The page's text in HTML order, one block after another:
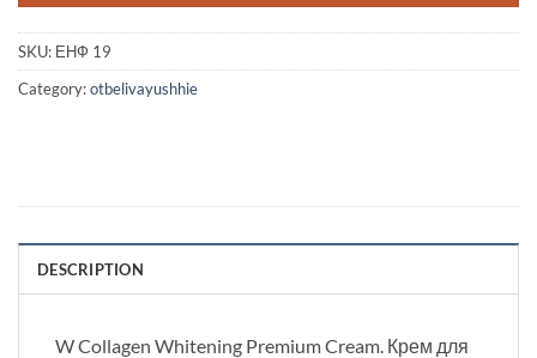
SKU: ЕНФ 19
Category:otbelivayushhie
DESCRIPTION
W Collagen Whitening Premium Cream. Крем для